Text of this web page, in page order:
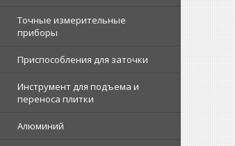
Точные измерительные
приборы
Приспособления для заточки
Инструмент для подъема и
переноса плитки
Алюминий